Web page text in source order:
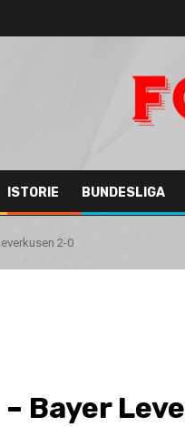
ISTORIE BUNDESLIGA
2-0
– Bayer